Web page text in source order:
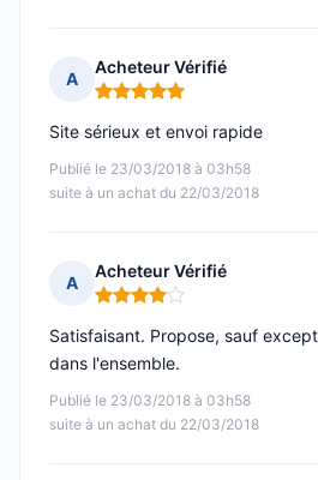
A
Acheteur Vérifié
Note : 5 sur 5
Publié le 23/03/2018 à 03h58
suite à un achat du 22/03/2018
Site sérieux et envoi rapide
A
Acheteur Vérifié
Note : 4 sur 5
Publié le 23/03/2018 à 03h58
suite à un achat du 22/03/2018
Satisfaisant. Propose, sauf
dans l'ensemble.